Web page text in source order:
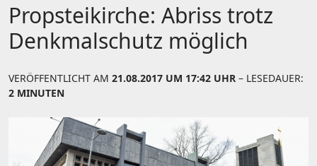
Propsteikirche: Abriss trotz
Denkmalschutz möglich
VERÖFFENTLICHT AM 21.08.2017 UM 17:42 UHR – LESEDAUER:
2 MINUTEN